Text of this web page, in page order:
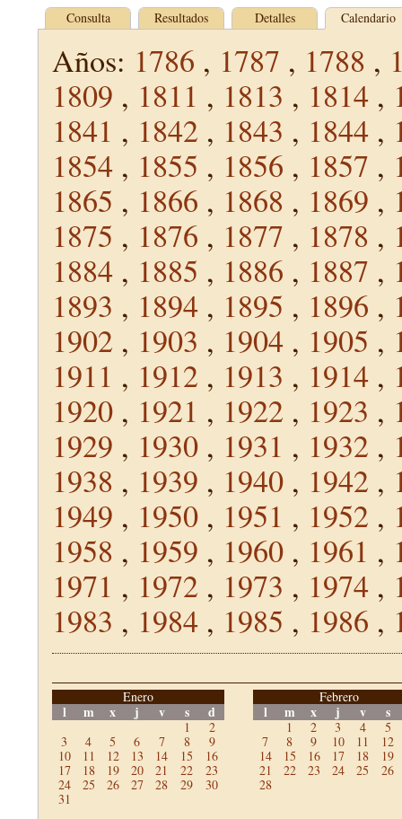
Consulta Resultados Detalles Calendario
Años: 1786 , 1787 , 1788 ,
1809 , 1811 , 1813 , 1814 ,
1841 , 1842 , 1843 , 1844 ,
1854 , 1855 , 1856 , 1857 ,
1865 , 1866 , 1868 , 1869 ,
1875 , 1876 , 1877 , 1878 ,
1884 , 1885 , 1886 , 1887 ,
1893 , 1894 , 1895 , 1896 ,
1902 , 1903 , 1904 , 1905 ,
1911 , 1912 , 1913 , 1914 ,
1920 , 1921 , 1922 , 1923 ,
1929 , 1930 , 1931 , 1932 ,
1938 , 1939 , 1940 , 1942 ,
1949 , 1950 , 1951 , 1952 ,
1958 , 1959 , 1960 , 1961 ,
1971 , 1972 , 1973 , 1974 ,
1983 , 1984 , 1985 , 1986 ,
Enero
l m x j v s d
1
2
3
4 5 6 7 8
9
10
11 12 13 14 15
16
17
18 19 20 21 22
23
24
25 26 27 28 29
30
31
Febrero
l m x j v s
1 2 3 4
5
7
8 9 10 11
12
14
15 16 17 18
19
21
22 23 24 25
26
28